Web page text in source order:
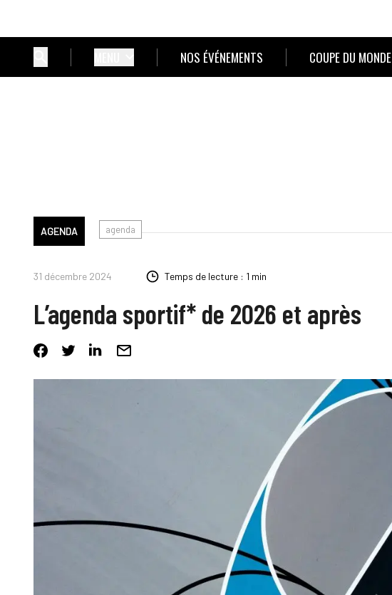
NOS ÉVÉNEMENTS COUPE DU MONDE
AGENDA agenda
31 décembre 2024 Temps de lecture : 1 min
L’agenda sportif* de 2026 et après